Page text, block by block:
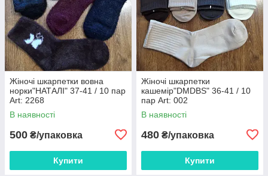
Жіночі шкарпетки вовна
норки"НАТАЛІ" 37-41 / 10 пар
Art: 2268
В наявності
500 ₴/упаковка
Купити
Жіночі шкарпетки
кашемір"DMDBS" 36-41 / 10
пар Art: 002
В наявності
480 ₴/упаковка
Купити